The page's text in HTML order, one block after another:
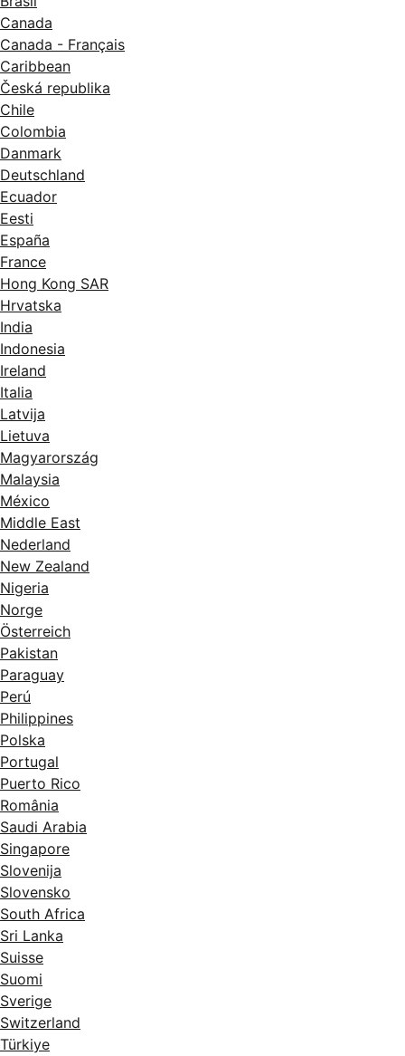
Canada
Canada - Français
Caribbean
Česká republika
Chile
Colombia
Danmark
Deutschland
Ecuador
Eesti
España
France
Hong Kong SAR
Hrvatska
India
Indonesia
Ireland
Italia
Latvija
Lietuva
Magyarország
Malaysia
México
Middle East
Nederland
New Zealand
Nigeria
Norge
Österreich
Pakistan
Paraguay
Perú
Philippines
Polska
Portugal
Puerto Rico
România
Saudi Arabia
Singapore
Slovenija
Slovensko
South Africa
Sri Lanka
Suisse
Suomi
Sverige
Switzerland
Türkiye